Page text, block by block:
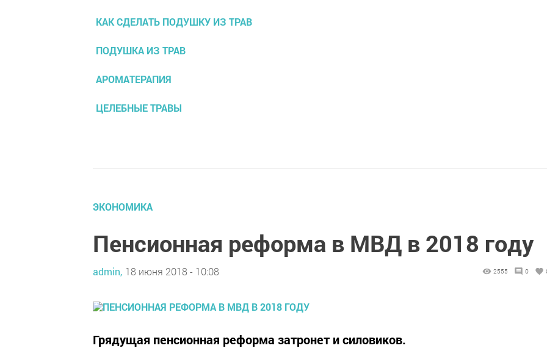
КАК СДЕЛАТЬ ПОДУШКУ ИЗ ТРАВ
ПОДУШКА ИЗ ТРАВ
АРОМАТЕРАПИЯ
ЦЕЛЕБНЫЕ ТРАВЫ
ЭКОНОМИКА
Пенсионная реформа в МВД в 2018 году
admin, 18 июня 2018 - 10:08 2555 0
Грядущая пенсионная реформа затронет и силовиков.